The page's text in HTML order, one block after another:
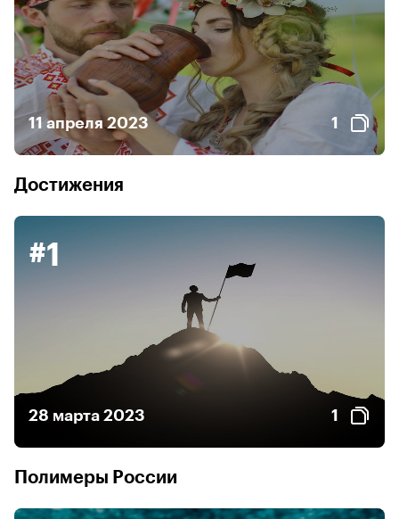
11 апреля 2023 1
Достижения
#1
28 марта 2023 1
Полимеры России